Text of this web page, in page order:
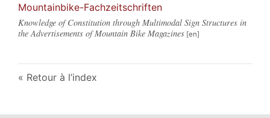
Mountainbike-Fachzeitschriften
Knowledge of Constitution through Multimodal Sign Structures in
the Advertisements of Mountain Bike Magazines
Retour à l’index